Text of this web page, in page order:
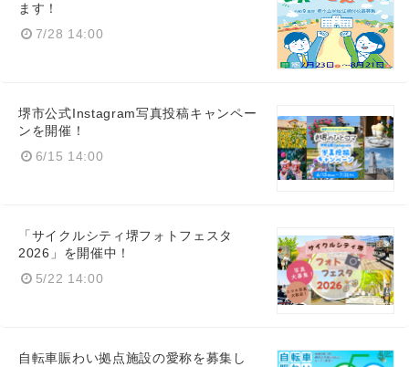
ます！
7/28 14:00
堺市公式Instagram写真投稿キャンペー
ンを開催！
6/15 14:00
「サイクルシティ堺フォトフェスタ
2026」を開催中！
5/22 14:00
自転車賑わい拠点施設の愛称を募集し